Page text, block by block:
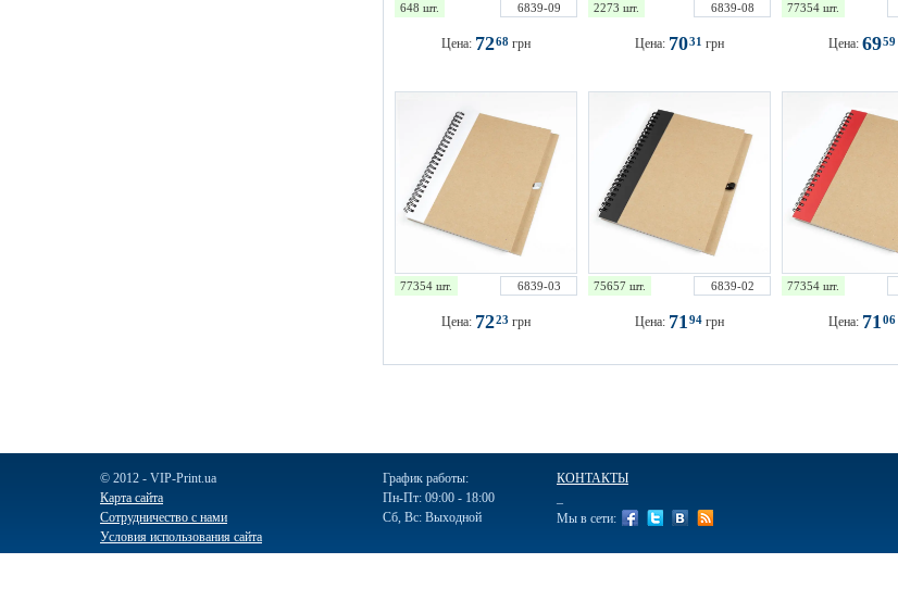
648 шт. 6839-09
Цена: 7268 грн
2273 шт. 6839-08
Цена: 7031 грн
77354 шт.
Цена: 6959
77354 шт. 6839-03
Цена: 7223 грн
75657 шт. 6839-02
Цена: 7194 грн
77354 шт.
Цена: 7106
© 2012 - VIP-Print.ua
Карта сайта
Сотрудничество с нами
Условия использования сайта
График работы:
Пн-Пт: 09:00 - 18:00
Сб, Вс: Выходной
КОНТАКТЫ
Мы в сети: